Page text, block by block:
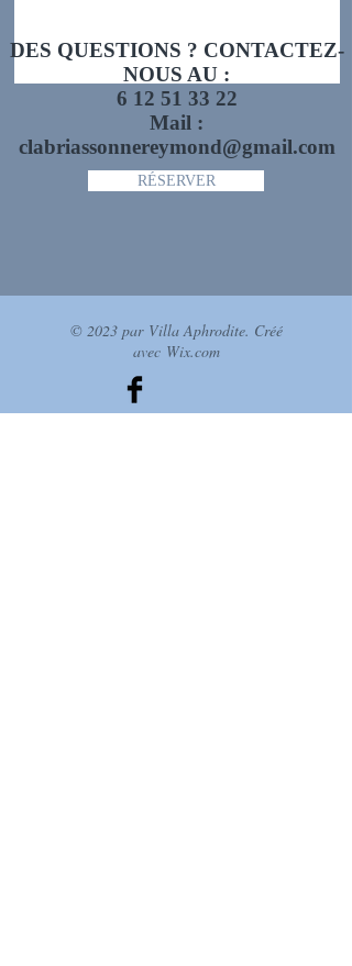
DES QUESTIONS ? CONTACTEZ-
NOUS AU :
6 12 51 33 22
Mail :
clabriassonnereymond@gmail.com
RÉSERVER
© 2023 par Villa Aphrodite. Créé
avec Wix.com